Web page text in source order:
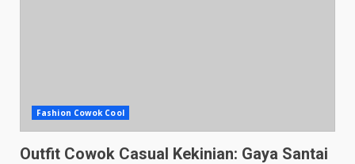
Fashion Cowok Cool
Outfit Cowok Casual Kekinian: Gaya Santai